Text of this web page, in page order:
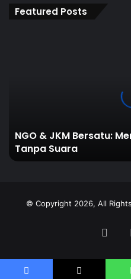
Featured Posts
Suara
NGO & JKM Bersatu:
Tanpa Suara
© Copyright 2026, All